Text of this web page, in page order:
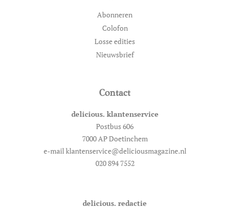
Abonneren
Colofon
Losse edities
Nieuwsbrief
Contact
delicious. klantenservice
Postbus 606
7000 AP Doetinchem
e-mail klantenservice@deliciousmagazine.nl
020 894 7552
delicious. redactie